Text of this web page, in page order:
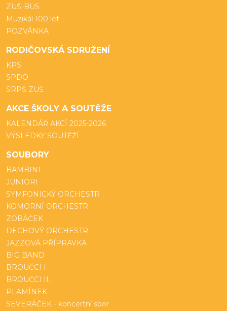
ZUŠ-BUS
Muzikál 100 let
POZVÁNKA
RODIČOVSKÁ SDRUŽENÍ
KPS
SPDO
SRPŠ ZUŠ
AKCE ŠKOLY A SOUTĚŽE
KALENDÁŘ AKCÍ 2025-2026
VÝSLEDKY SOUTĚŽÍ
SOUBORY
BAMBINI
JUNIORI
SYMFONICKÝ ORCHESTR
KOMORNÍ ORCHESTR
ZOBÁČEK
DECHOVÝ ORCHESTR
JAZZOVÁ PŘÍPRAVKA
BIG BAND
BROUČCI I.
BROUČCI II.
PLAMÍNEK
SEVERÁČEK - koncertní sbor